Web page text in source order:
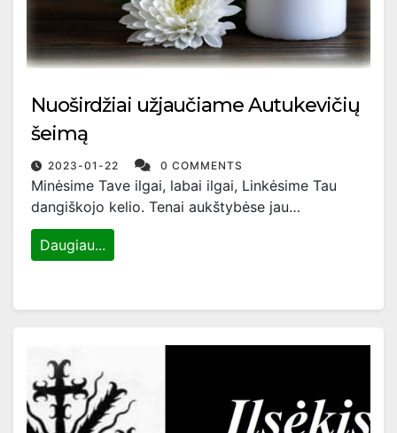
Nuoširdžiai užjaučiame Autukevičių
šeimą
2023-01-22 0 COMMENTS
Minėsime Tave ilgai, labai ilgai, Linkėsime Tau
dangiškojo kelio. Tenai aukštybėse jau…
Daugiau...